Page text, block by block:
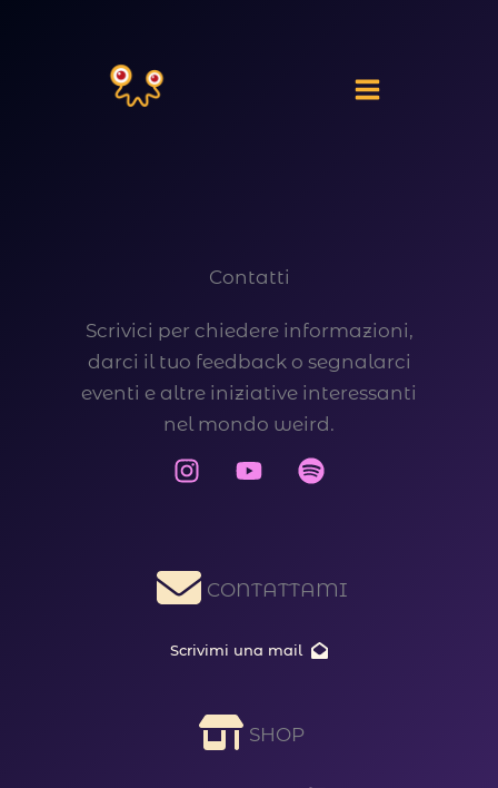
Contatti
Scrivici per chiedere informazioni,
darci il tuo feedback o segnalarci
eventi e altre iniziative interessanti
nel mondo weird.
CONTATTAMI
Scrivimi una mail
SHOP